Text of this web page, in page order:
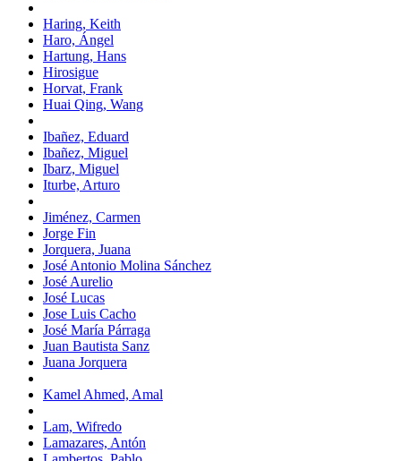
Haring, Keith
Haro, Ángel
Hartung, Hans
Hirosigue
Horvat, Frank
Huai Qing, Wang
Ibañez, Eduard
Ibañez, Miguel
Ibarz, Miguel
Iturbe, Arturo
Jiménez, Carmen
Jorge Fin
Jorquera, Juana
José Antonio Molina Sánchez
José Aurelio
José Lucas
Jose Luis Cacho
José María Párraga
Juan Bautista Sanz
Juana Jorquera
Kamel Ahmed, Amal
Lam, Wifredo
Lamazares, Antón